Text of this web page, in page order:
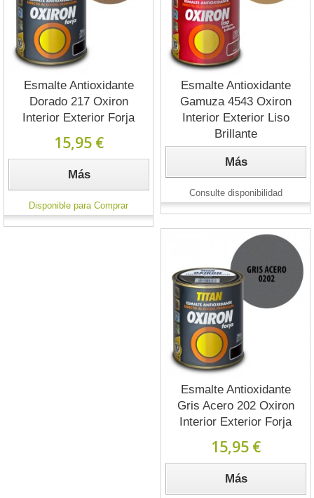
Esmalte Antioxidante
Dorado 217 Oxiron
Interior Exterior Forja
15,95 €
Más
Disponible para Comprar
Esmalte Antioxidante
Gamuza 4543 Oxiron
Interior Exterior Liso
Brillante
Más
Consulte disponibilidad
Esmalte Antioxidante
Gris Acero 202 Oxiron
Interior Exterior Forja
15,95 €
Más